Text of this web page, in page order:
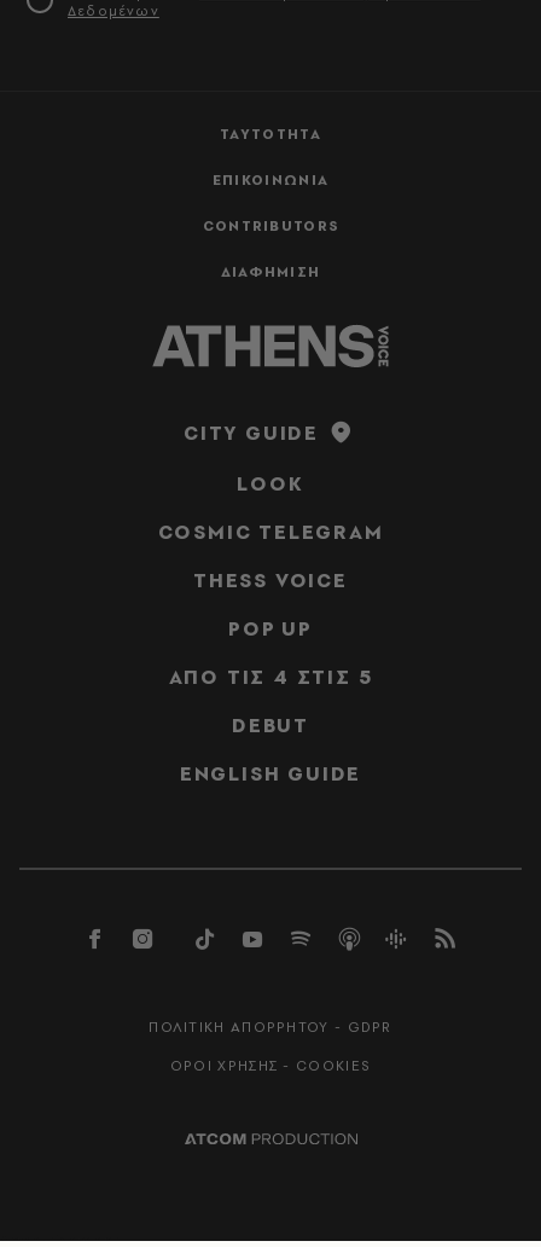
ΤΑΥΤΟΤΗΤΑ
ΕΠΙΚΟΙΝΩΝΙΑ
CONTRIBUTORS
ΔΙΑΦΗΜΙΣΗ
Δεδομένων
CITY GUIDE
LOOK
COSMIC TELEGRAM
THESS VOICE
POP UP
ΑΠΟ ΤΙΣ 4 ΣΤΙΣ 5
DEBUT
ENGLISH GUIDE
ΠΟΛΙΤΙΚΗ ΑΠΟΡΡΗΤΟΥ - GDPR
ΟΡΟΙ ΧΡΗΣΗΣ - COOKIES